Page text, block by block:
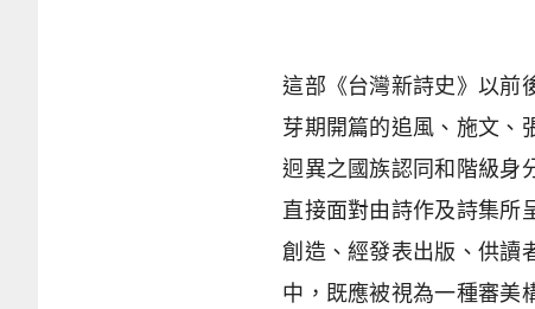
這部《台灣新詩史》以前
芽期開篇的追風、施文、
迥異之國族認同和階級身
直接面對由詩作及詩集所
創造、經發表出版、供讀
中，既應被視為一種審美